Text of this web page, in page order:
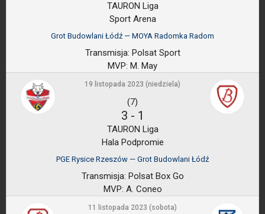
TAURON Liga
Sport Arena
Grot Budowlani Łódź — MOYA Radomka Radom
Transmisja: Polsat Sport
MVP: M. May
19 listopada 2023 (niedziela)
(7)
3 - 1
TAURON Liga
Hala Podpromie
PGE Rysice Rzeszów — Grot Budowlani Łódź
Transmisja: Polsat Box Go
MVP: A. Coneo
11 listopada 2023 (sobota)